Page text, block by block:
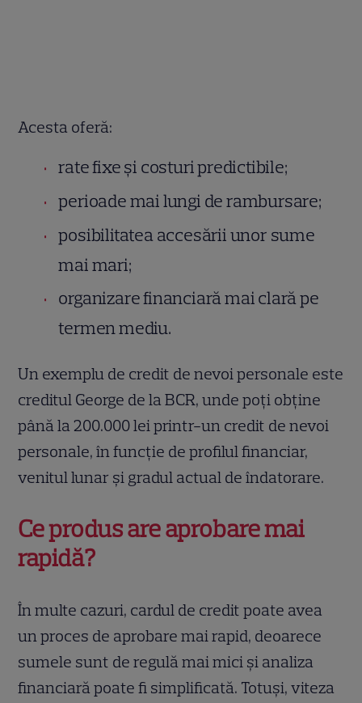
Acesta oferă:
rate fixe și costuri predictibile;
perioade mai lungi de rambursare;
posibilitatea accesării unor sume
mai mari;
organizare financiară mai clară pe
termen mediu.
Un exemplu de credit de nevoi personale este
creditul George de la BCR, unde poți obține
până la 200.000 lei printr-un credit de nevoi
personale, în funcție de profilul financiar,
venitul lunar și gradul actual de îndatorare.
Ce produs are aprobare mai
rapidă?
În multe cazuri, cardul de credit poate avea
un proces de aprobare mai rapid, deoarece
sumele sunt de regulă mai mici și analiza
financiară poate fi simplificată. Totuși, viteza